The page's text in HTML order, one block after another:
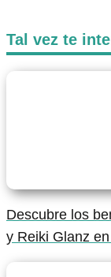
Tal vez te
Descubre los
y Reiki Glanz